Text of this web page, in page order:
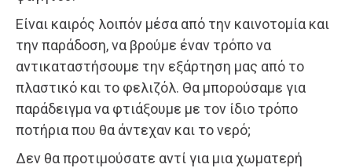
Είναι καιρός λοιπόν μέσα από την καινοτομία και
την παράδοση, να βρούμε έναν τρόπο να
αντικαταστήσουμε την εξάρτηση μας από το
πλαστικό και το φελιζόλ. Θα μπορούσαμε για
παράδειγμα να φτιάξουμε με τον ίδιο τρόπο
ποτήρια που θα άντεχαν και το νερό;
Δεν θα προτιμούσατε αντί για μια χωματερή